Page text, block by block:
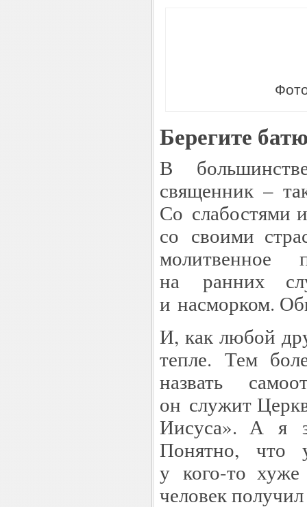
Берегите
В
священник –
Со слабостями
со своими
молитвенное
на ранних
и насморком.
И, как любой
тепле. Тем
назвать
он служит
Иисуса». А я
Понятно, что
у кого-то
человек